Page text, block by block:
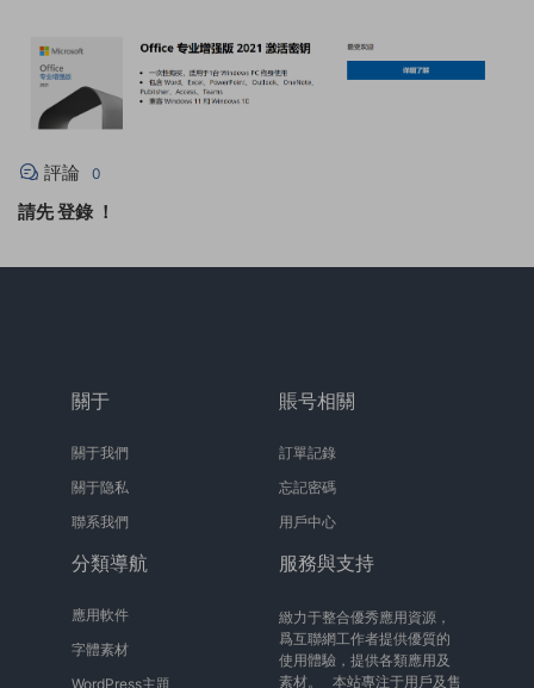
評論 0
請先登錄 ！
關于
關于我們
關于隐私
聯系我們
賬号相關
訂單記錄
忘記密碼
用戶中心
分類導航
應用軟件
字體素材
WordPress主題
服務與支持
緻力于整合優秀應用資源，
爲互聯網工作者提供優質的
使用體驗，提供各類應用及
素材。 本站專注于用戶及售